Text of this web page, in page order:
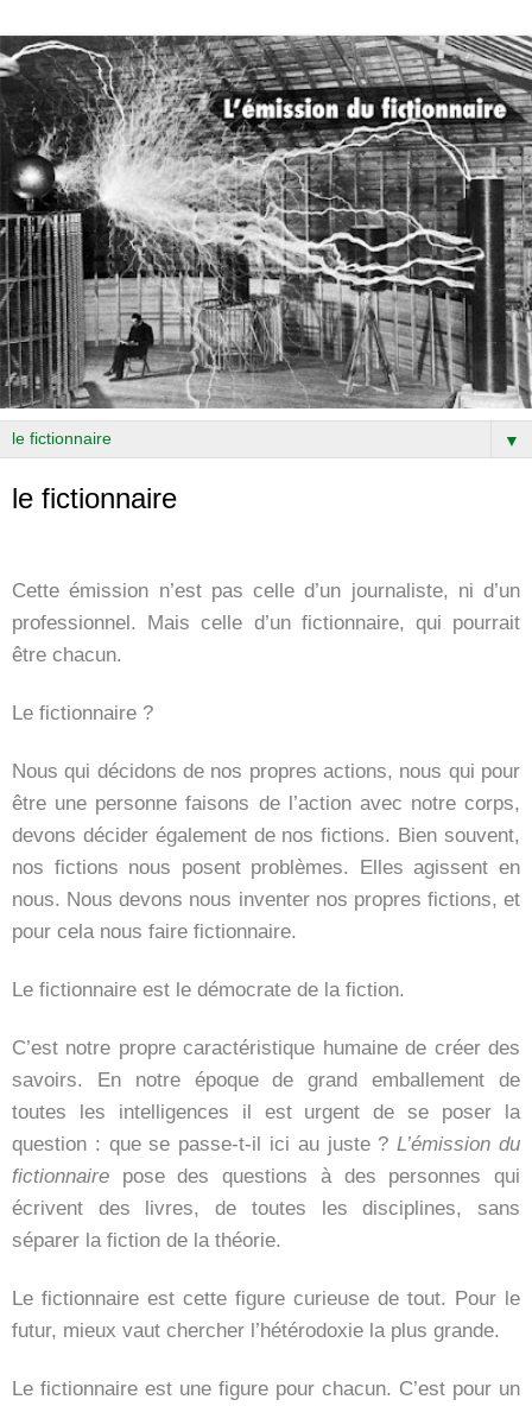
▼
le fictionnaire
Cette émission n’est pas celle d’un journaliste, ni d’un
professionnel. Mais celle d’un fictionnaire, qui pourrait
être chacun.
Le fictionnaire ?
Nous qui décidons de nos propres actions, nous qui pour
être une personne faisons de l’action avec notre corps,
devons décider également de nos fictions. Bien souvent,
nos fictions nous posent problèmes. Elles agissent en
nous. Nous devons nous inventer nos propres fictions, et
pour cela nous faire fictionnaire.
Le fictionnaire est le démocrate de la fiction.
C’est notre propre caractéristique humaine de créer des
savoirs. En notre époque de grand emballement de
toutes les intelligences il est urgent de se poser la
question : que se passe-t-il ici au juste ?L’émission du
fictionnaire pose des questions à des personnes qui
écrivent des livres, de toutes les disciplines, sans
séparer la fiction de la théorie.
Le fictionnaire est cette figure curieuse de tout. Pour le
futur, mieux vaut chercher l’hétérodoxie la plus grande.
Le fictionnaire est une figure pour chacun. C’est pour un